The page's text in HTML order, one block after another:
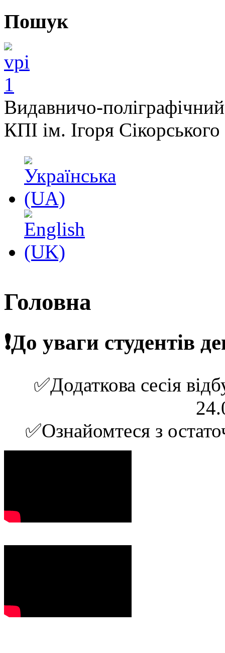
Пошук
Видавничо-
КПІ ім. Ігоря Сікорського
Головна
❗️До уваги студентів
✅Додаткова сесія
✅Ознайомтеся з